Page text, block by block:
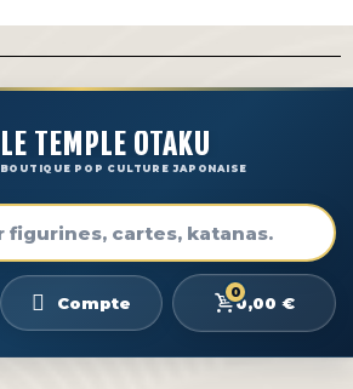
LE TEMPLE OTAKU
BOUTIQUE POP CULTURE JAPONAISE
Compte
0
0,00 €